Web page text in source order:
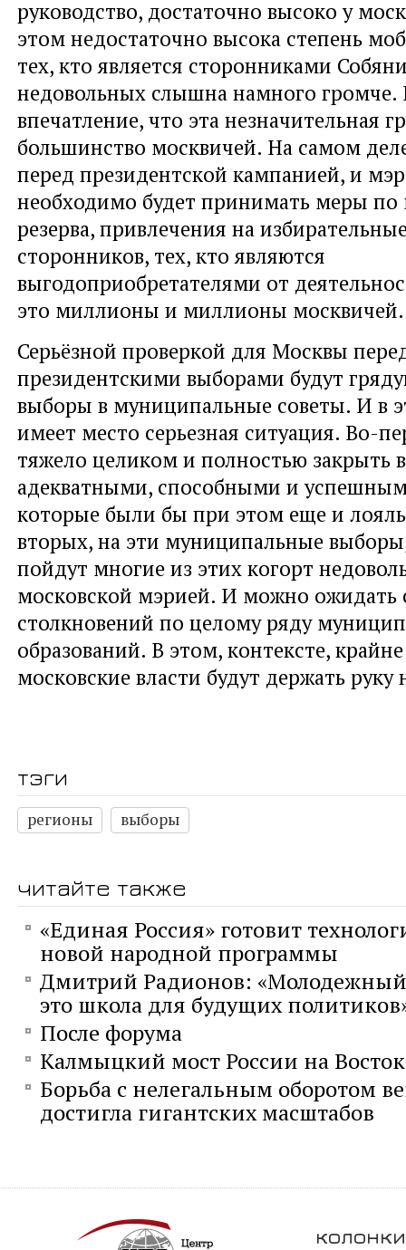
руководство, достаточно высоко у
этом недостаточно высока степень
тех, кто является сторонниками
недовольных слышна намного громче.
впечатление, что эта незначительная
большинство москвичей. На самом
перед президентской кампанией, и
необходимо будет принимать меры
резерва, привлечения на
сторонников, тех, кто являются
выгодоприобретателями от
это миллионы и миллионы москвичей.
Серьёзной проверкой для Москвы
президентскими выборами будут
выборы в муниципальные советы. И в
имеет место серьезная ситуация. Во-
тяжело целиком и полностью закрыть
адекватными, способными и
которые были бы при этом еще и
вторых, на эти муниципальные
пойдут многие из этих когорт
московской мэрией. И можно ожидать
столкновений по целому ряду
образований. В этом, контексте,
московские власти будут держать руку
тэги
регионы выборы
читайте также
«Единая Россия» готовит
новой народной программы
Дмитрий Радионов:
это школа для будущих
После форума
Калмыцкий мост России на Восток
Борьба с нелегальным оборотом
достигла гигантских масштабов
колонки